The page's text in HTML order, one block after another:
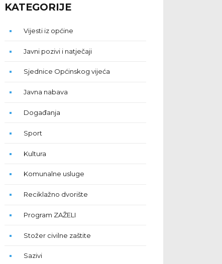
KATEGORIJE
Vijesti iz općine
Javni pozivi i natječaji
Sjednice Općinskog vijeća
Javna nabava
Događanja
Sport
Kultura
Komunalne usluge
Reciklažno dvorište
Program ZAŽELI
Stožer civilne zaštite
Sazivi